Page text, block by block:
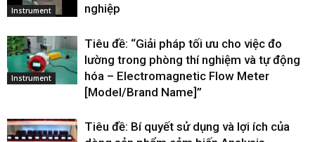
Instrument
nghiệp
Instrument
Tiêu đề: “Giải pháp tối ưu cho việc đo
lường trong phòng thí nghiệm và tự động
hóa – Electromagnetic Flow Meter
[Model/Brand Name]”
Tiêu đề: Bí quyết sử dụng và lợi ích của